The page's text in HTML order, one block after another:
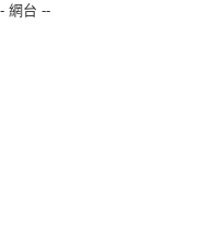
網台 --